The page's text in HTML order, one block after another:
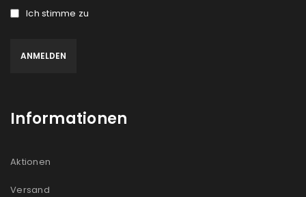
Ich stimme zu
Informationen
Aktionen
Versand